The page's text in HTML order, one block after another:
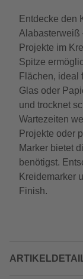
Entdecke den
Alabasterweiß
Projekte im
Spitze
Flächen, ideal
Glas oder
und trocknet
Wartezeiten
Projekte oder
Marker bietet
benötigst.
Kreidemarker
Finish.